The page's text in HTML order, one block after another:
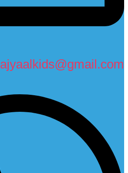
ajyaalkids@gmail.com